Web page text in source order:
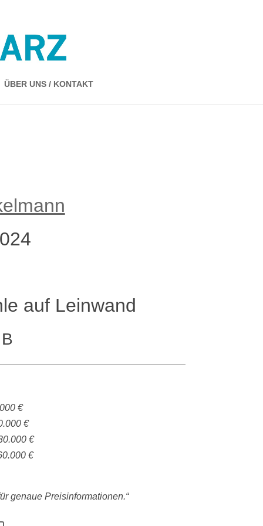
ÜBER UNS / KONTAKT
auf Leinwand
€
€
€
€
genaue Preisinformationen.“